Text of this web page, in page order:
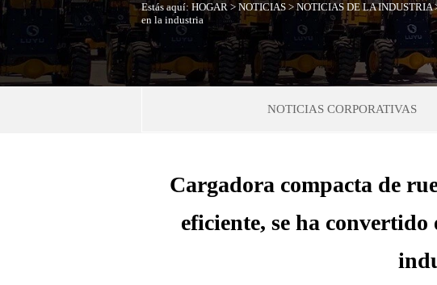
Estás aquí: HOGAR> NOTICIAS>NOTICIAS DE LA INDUSTRIA
en la industria
NOTICIAS CORPORATIVAS
Cargadora compacta de
eficiente, se ha